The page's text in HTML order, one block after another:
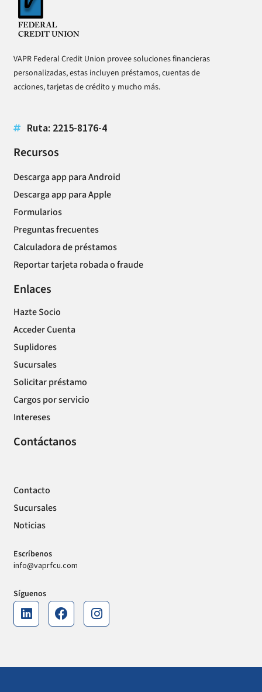
VAPR Federal Credit Union provee soluciones financieras
personalizadas, estas incluyen préstamos, cuentas de
acciones, tarjetas de crédito y mucho más.
Ruta: 2215-8176-4
Recursos
Descarga app para Android
Descarga app para Apple
Formularios
Preguntas frecuentes
Calculadora de préstamos
Reportar tarjeta robada o fraude
Enlaces
Hazte Socio
Acceder Cuenta
Suplidores
Sucursales
Solicitar préstamo
Cargos por servicio
Intereses
Contáctanos
Contacto
Sucursales
Noticias
Escríbenos
info@vaprfcu.com
Síguenos